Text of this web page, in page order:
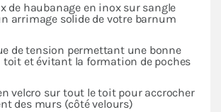
de haubanage en inox sur sangle
arrimage solide de votre barnum
de tension permettant une bonne
et évitant la formation de poches
velcro sur tout le toit pour accrocher
des murs (côté velours)